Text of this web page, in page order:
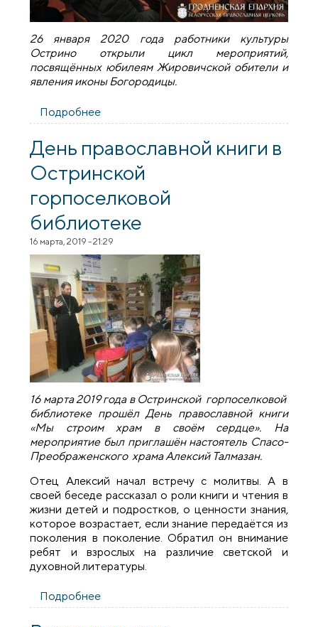
26 января 2020 года работники культуры
Острино открыли цикл мероприятий,
посвящённых юбилеям Жировичской обители и
явления иконы Богородицы.
Подробнее
День православной книги в
Остринской
горпоселковой
библиотеке
16 марта, 2019 - 21:29
16 марта 2019 года в Остринской горпоселковой
библиотеке прошёл День православной книги
«Мы строим храм в своём сердце». На
мероприятие был приглашён настоятель Спасо-
Преображенского храма Алексий Талмазан.
Отец Алексий начал встречу с молитвы. А в
своей беседе рассказал о роли книги и чтения в
жизни детей и подростков, о ценности знания,
которое возрастает, если знание передаётся из
поколения в поколение. Обратил он внимание
ребят и взрослых на различие светской и
духовной литературы.
Подробнее
Остринской горпоселковой